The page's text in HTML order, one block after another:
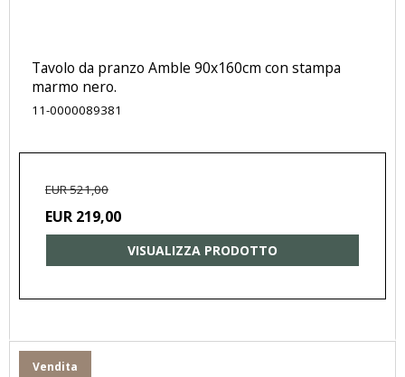
Tavolo da pranzo Amble 90x160cm con stampa
marmo nero.
11-0000089381
EUR 521,00
EUR 219,00
VISUALIZZA PRODOTTO
Vendita